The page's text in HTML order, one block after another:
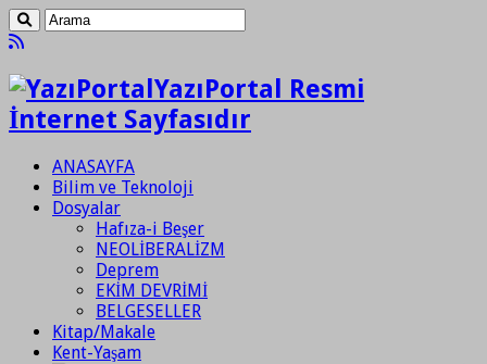
YazıPortal Resmi
İnternet Sayfasıdır
ANASAYFA
Bilim ve Teknoloji
Dosyalar
Hafıza-i Beşer
NEOLİBERALİZM
Deprem
EKİM DEVRİMİ
BELGESELLER
Kitap/Makale
Kent-Yaşam